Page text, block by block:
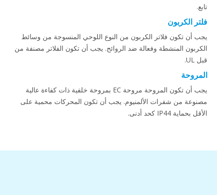
تابع.
فلتر الكربون
يجب أن تكون فلاتر الكربون من النوع اللوحي المنسوجة من وسائط
الكربون المنشطة وفعالة ضد الروائح. يجب أن تكون الفلاتر مصنفة من
قبل UL.
المروحة
يجب أن تكون المروحة مروحة EC بمروحة خلفية ذات كفاءة عالية
مصنوعة من شفرات الألمنيوم. يجب أن تكون المحركات محمية على
الأقل بحماية IP44 كحد أدنى.